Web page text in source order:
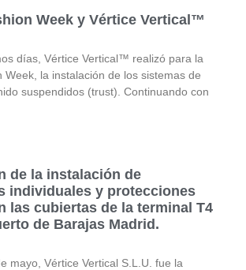
Week y Vértice Vertical™
días, Vértice Vertical™ realizó para la
Week, la instalación de los sistemas de
suspendidos (trust). Continuando con
de la instalación de
individuales y protecciones
las cubiertas de la terminal T4
de Barajas Madrid.
mayo, Vértice Vertical S.L.U. fue la